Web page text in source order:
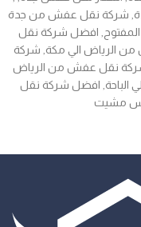
شركة نقل عفش من جدة
افضل شركة نقل
الرياض الي مكة, شركة
شركة نقل عفش من الرياض
الباحة, افضل شركة نقل
مشيت